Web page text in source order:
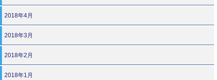
2018年4月
2018年3月
2018年2月
2018年1月